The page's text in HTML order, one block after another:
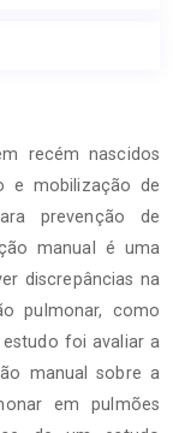
recém nascidos
e mobilização de
prevenção de
manual é uma
discrepâncias na
pulmonar, como
foi avaliar a
manual sobre a
em pulmões